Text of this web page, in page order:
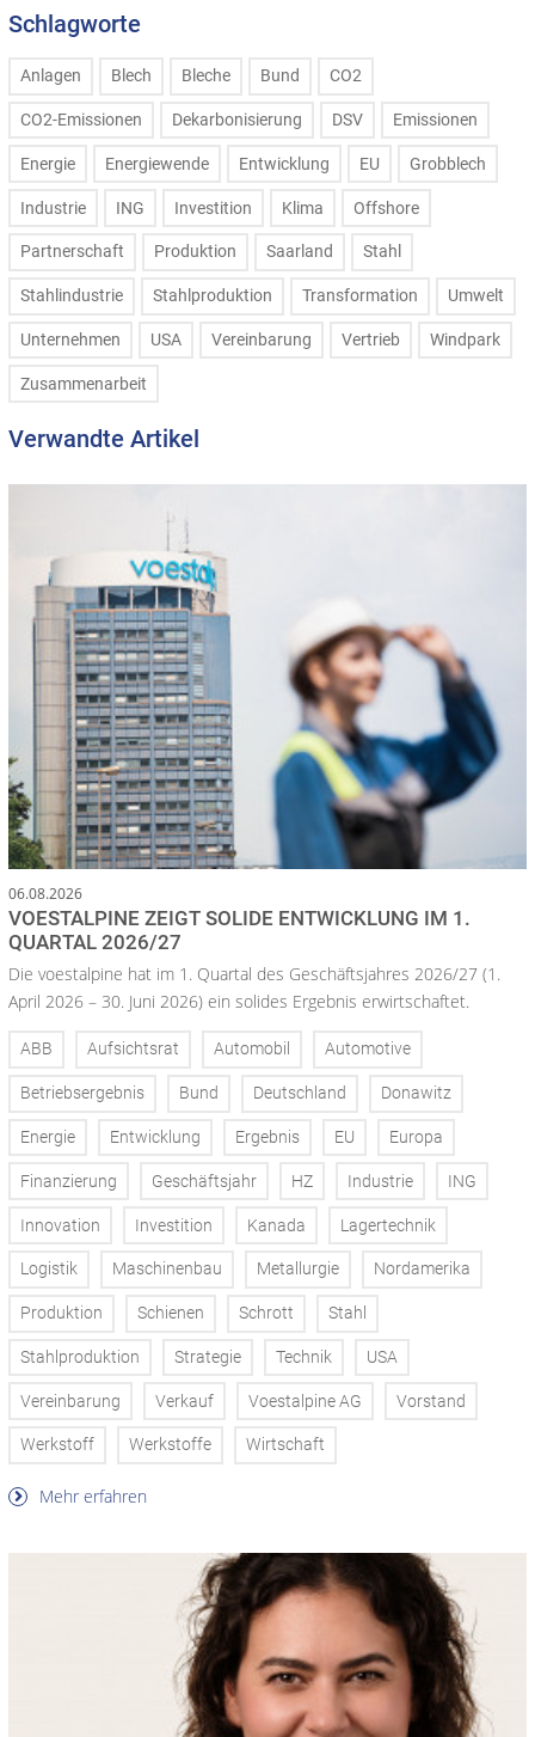
Schlagworte
Anlagen Blech Bleche Bund CO2
CO2-Emissionen Dekarbonisierung DSV Emissionen
Energie Energiewende Entwicklung EU Grobblech
Industrie ING Investition Klima Offshore
Partnerschaft Produktion Saarland Stahl
Stahlindustrie Stahlproduktion Transformation Umwelt
Unternehmen USA Vereinbarung Vertrieb Windpark
Zusammenarbeit
Verwandte Artikel
06.08.2026
VOESTALPINE ZEIGT SOLIDE ENTWICKLUNG IM 1.
QUARTAL 2026/27
Die voestalpine hat im 1. Quartal des Geschäftsjahres 2026/27 (1.
April 2026 – 30. Juni 2026) ein solides Ergebnis erwirtschaftet.
ABB Aufsichtsrat Automobil Automotive
Betriebsergebnis Bund Deutschland Donawitz
Energie Entwicklung Ergebnis EU Europa
Finanzierung Geschäftsjahr HZ Industrie ING
Innovation Investition Kanada Lagertechnik
Logistik Maschinenbau Metallurgie Nordamerika
Produktion Schienen Schrott Stahl
Stahlproduktion Strategie Technik USA
Vereinbarung Verkauf Voestalpine AG Vorstand
Werkstoff Werkstoffe Wirtschaft
Mehr erfahren